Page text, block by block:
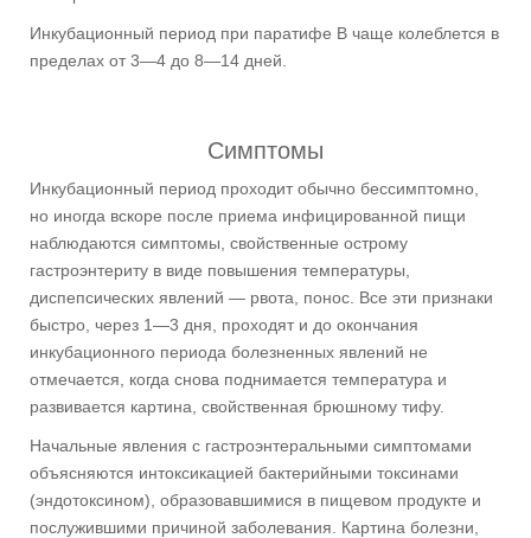
Инкубационный период при паратифе В чаще колеблется в
пределах от 3—4 до 8—14 дней.
Симптомы
Инкубационный период проходит обычно бессимптомно,
но иногда вскоре после приема инфицированной пищи
наблюдаются симптомы, свойственные острому
гастроэнтериту в виде повышения температуры,
диспепсических явлений — рвота, понос. Все эти признаки
быстро, через 1—3 дня, проходят и до окончания
инкубационного периода болезненных явлений не
отмечается, когда снова поднимается температура и
развивается картина, свойственная брюшному тифу.
Начальные явления с гастроэнтеральными симптомами
объясняются интоксикацией бактерийными токсинами
(эндотоксином), образовавшимися в пищевом продукте и
послужившими причиной заболевания. Картина болезни,